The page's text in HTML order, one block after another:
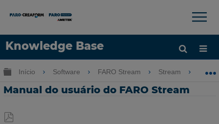
Knowledge Base
Idioma
×
Expandir/recolher hierarquia global
Início Software FARO Stream Stream
Manual do usuário do FARO Stream